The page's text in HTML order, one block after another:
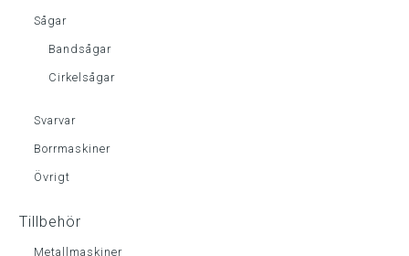
Sågar
Bandsågar
Cirkelsågar
Svarvar
Borrmaskiner
Övrigt
Tillbehör
Metallmaskiner